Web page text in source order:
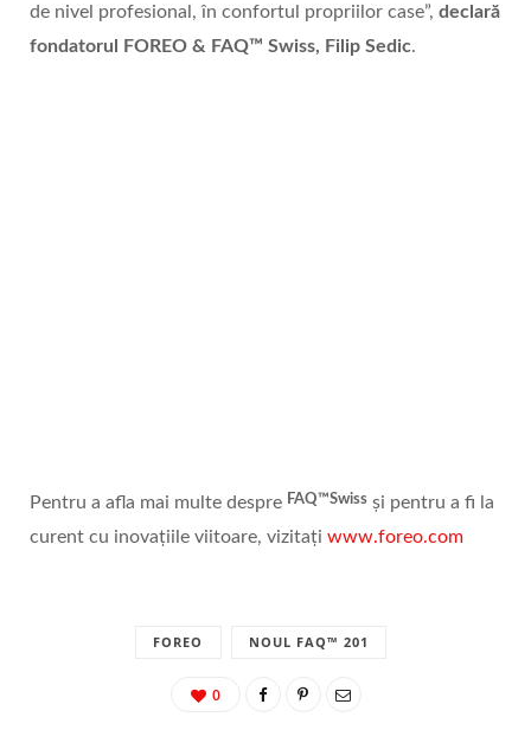
de nivel profesional, în confortul propriilor case”, declară
fondatorul FOREO & FAQ™ Swiss, Filip Sedic.
Pentru a afla mai multe despre FAQ™Swiss și pentru a fi la
curent cu inovațiile viitoare, vizitați www.foreo.com
FOREO NOUL FAQ™ 201
0